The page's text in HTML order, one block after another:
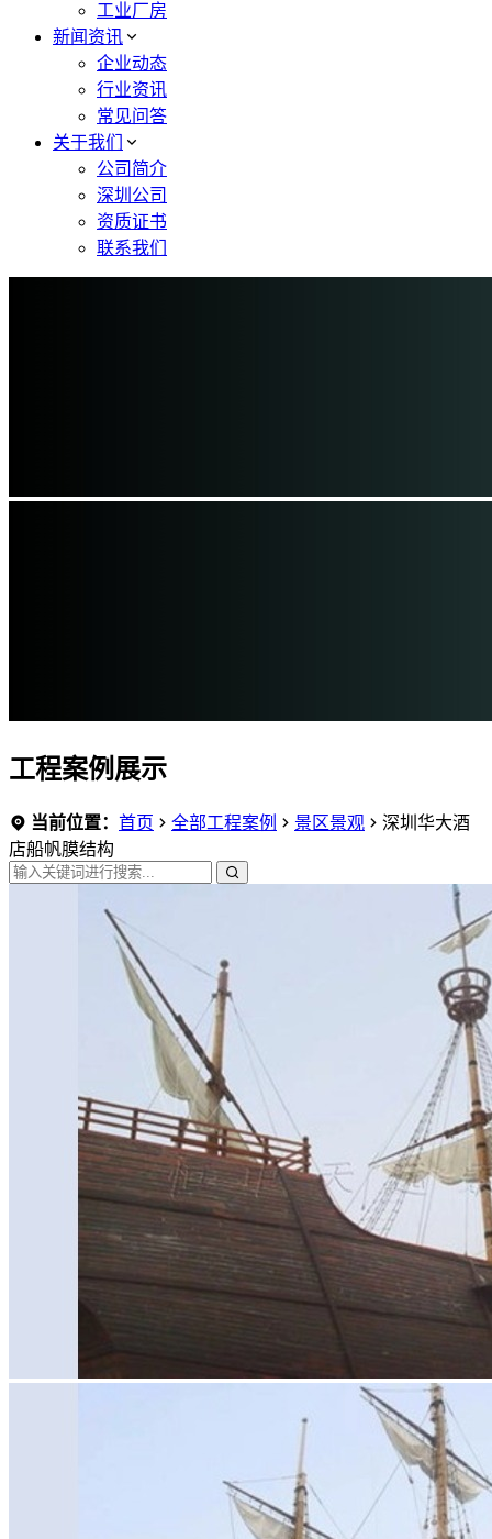
工业厂房
新闻资讯
企业动态
行业资讯
常见问答
关于我们
公司简介
深圳公司
资质证书
联系我们
工程案例展示
当前位置： 首页 全部工程案例 景区景观
深圳华大酒
店船帆膜结构